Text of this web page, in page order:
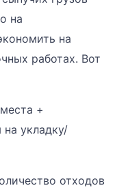
на
на
работах. Вот
+
на укладку/
отходов